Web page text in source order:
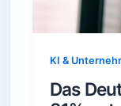
KI &
Das